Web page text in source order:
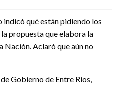
indicó qué están pidiendo los
propuesta que elabora la
Nación. Aclaró que aún no
Gobierno de Entre Ríos,